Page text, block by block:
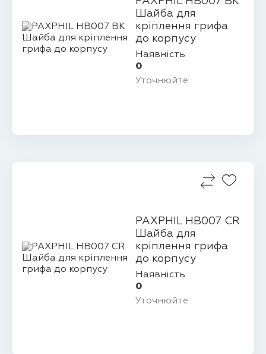
Шайба для
кріплення грифа
до корпусу
Наявність
0
Уточнюйте
PAXPHIL HB007 CR
Шайба для
кріплення грифа
до корпусу
Наявність
0
Уточнюйте